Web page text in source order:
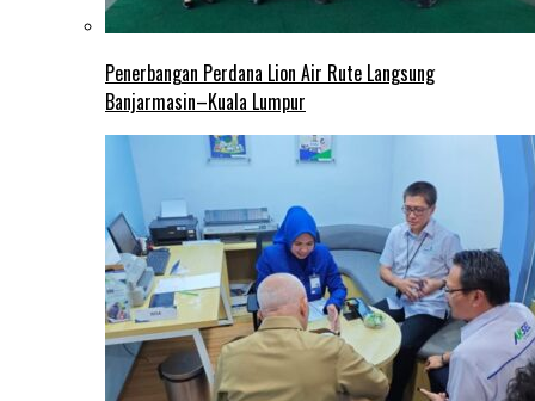
Penerbangan Perdana Lion Air Rute Langsung
Banjarmasin–Kuala Lumpur